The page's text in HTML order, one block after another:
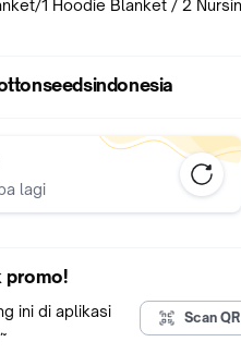
Hoodie Blanket / 2 Nursing
lagi
promo!
ini di aplikasi
Scan QR